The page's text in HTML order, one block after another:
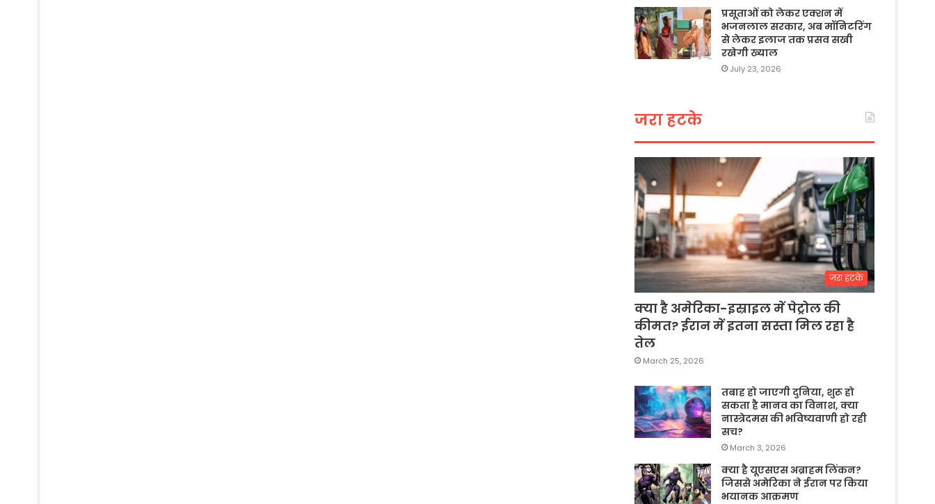
प्रसूताओं को लेकर एक्शन में
भजनलाल सरकार, अब मॉनिटरिंग
से लेकर इलाज तक प्रसव सखी
रखेगी ख्याल
July 23, 2026
जरा हटके
जरा हटके
क्या है अमेरिका-इस्राइल में पेट्रोल की
कीमत? ईरान में इतना सस्ता मिल रहा है
तेल
March 25, 2026
तबाह हो जाएगी दुनिया, शुरू हो
सकता है मानव का विनाश, क्या
नास्त्रेदमस की भविष्यवाणी हो रही
सच?
March 3, 2026
क्या है यूएसएस अब्राहम लिंकन?
जिससे अमेरिका ने ईरान पर किया
भयानक आक्रमण